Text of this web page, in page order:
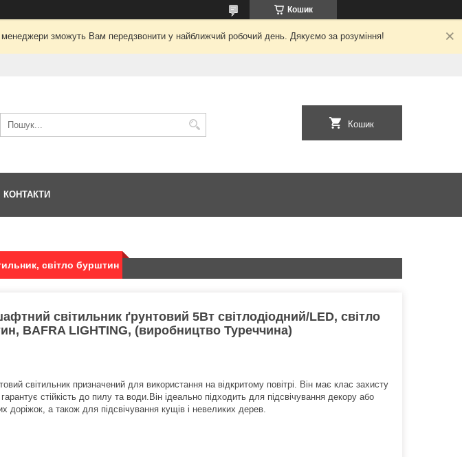
Кошик
менеджери зможуть Вам передзвонити у найближчий робочий день. Дякуємо за розуміння!
Кошик
КОНТАКТИ
світло бурштин
світильник ґрунтовий 5Вт світлодіодний/LED, світло
BAFRA LIGHTING, (виробництво Туреччина)
світильник призначений для використання на відкритому повітрі. Він має клас захисту
стійкість до пилу та води.Він ідеально підходить для підсвічування декору або
доріжок, а також для підсвічування кущів і невеликих дерев.